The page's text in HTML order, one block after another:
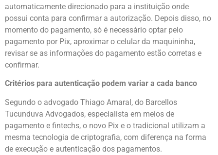
automaticamente direcionado para a instituição onde
possui conta para confirmar a autorização. Depois disso, no
momento do pagamento, só é necessário optar pelo
pagamento por Pix, aproximar o celular da maquininha,
revisar se as informações do pagamento estão corretas e
confirmar.
Critérios para autenticação podem variar a cada banco
Segundo o advogado Thiago Amaral, do Barcellos
Tucunduva Advogados, especialista em meios de
pagamento e fintechs, o novo Pix e o tradicional utilizam a
mesma tecnologia de criptografia, com diferença na forma
de execução e autenticação dos pagamentos.